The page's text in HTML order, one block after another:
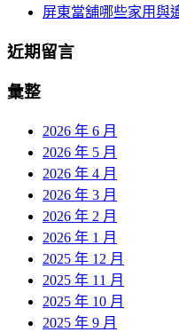
屏東當舖哪些家用與
近期留言
彙整
2026 年 6 月
2026 年 5 月
2026 年 4 月
2026 年 3 月
2026 年 2 月
2026 年 1 月
2025 年 12 月
2025 年 11 月
2025 年 10 月
2025 年 9 月